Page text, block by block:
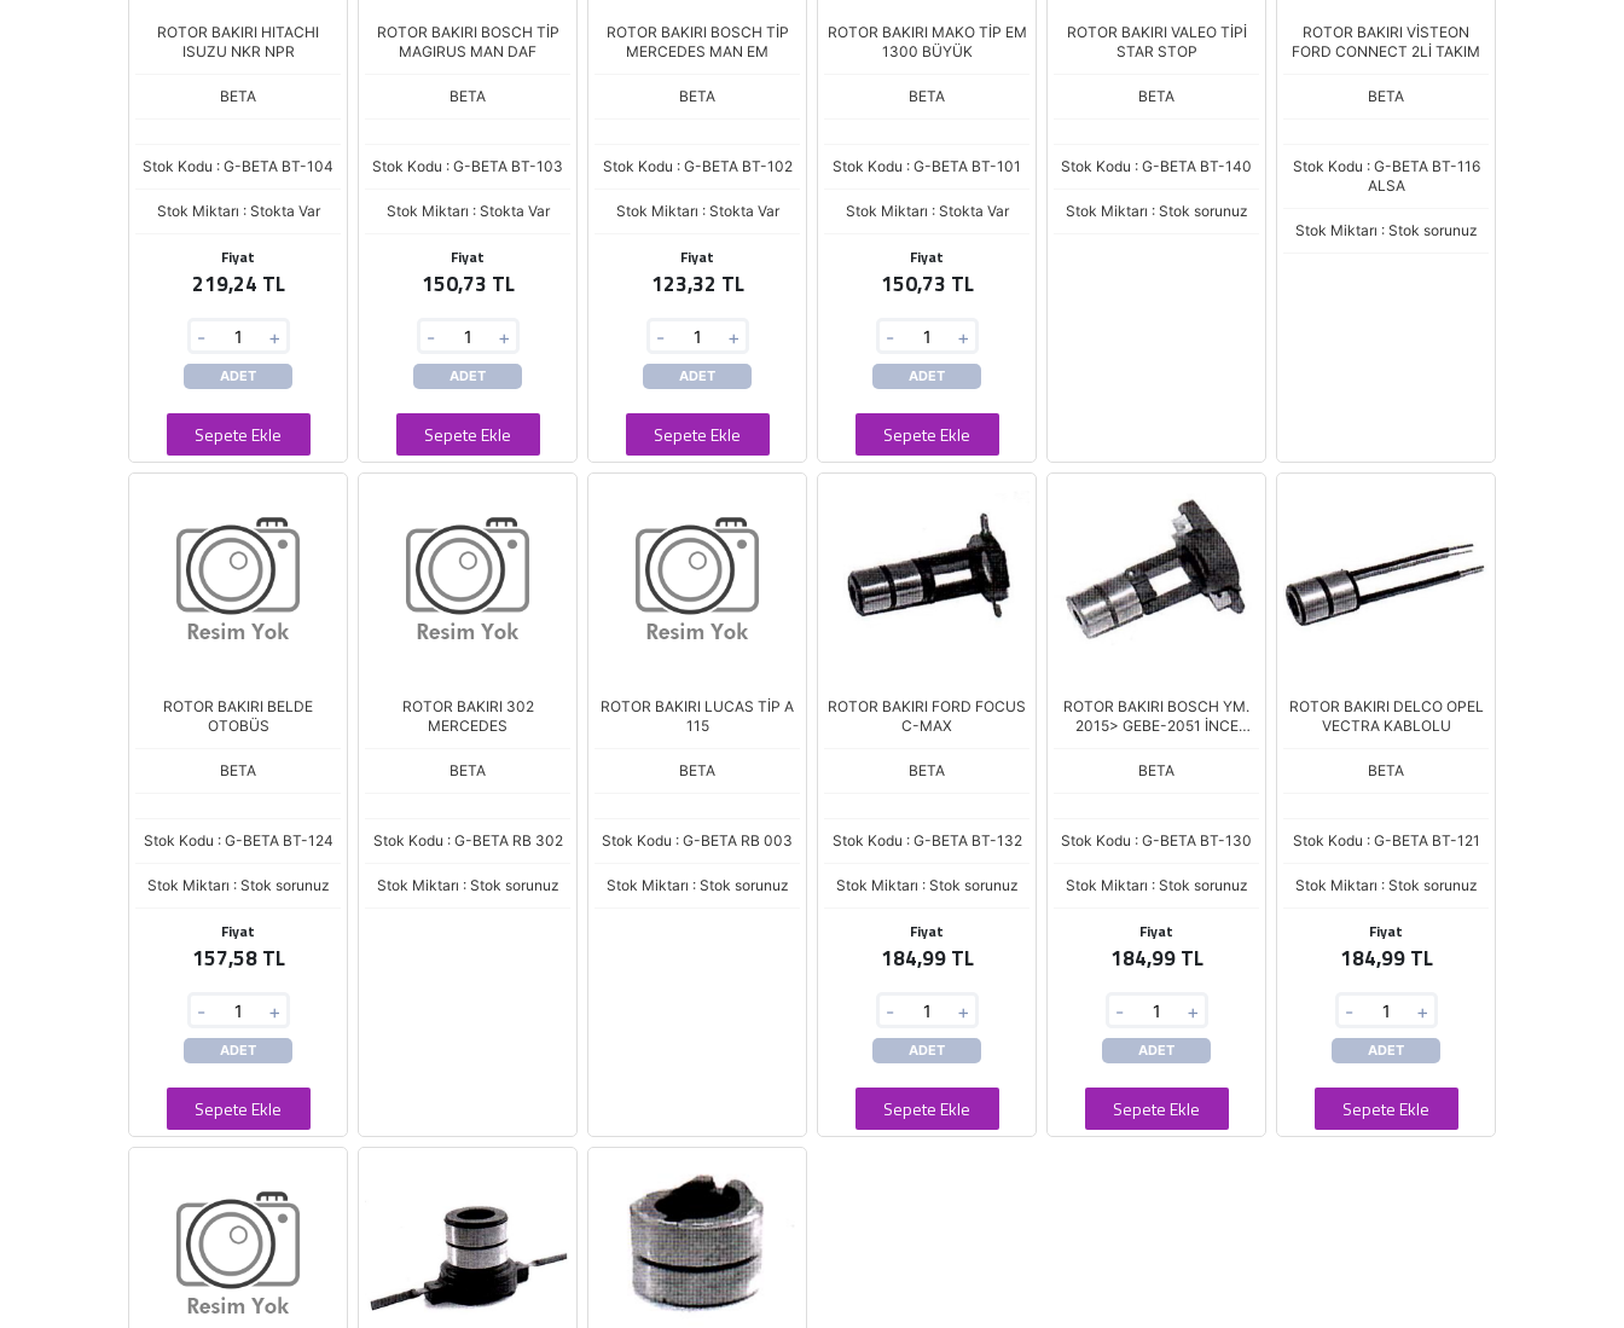
ROTOR BAKIRI HITACHI
ISUZU NKR NPR
BETA
Stok Kodu : G-BETA BT-104
Stok Miktarı : Stokta Var
Fiyat
219,24 TL
- +
ADET
Sepete Ekle
ROTOR BAKIRI BOSCH TİP
MAGIRUS MAN DAF
BETA
Stok Kodu : G-BETA BT-103
Stok Miktarı : Stokta Var
Fiyat
150,73 TL
- +
ADET
Sepete Ekle
ROTOR BAKIRI BOSCH TİP
MERCEDES MAN EM
BETA
Stok Kodu : G-BETA BT-102
Stok Miktarı : Stokta Var
Fiyat
123,32 TL
- +
ADET
Sepete Ekle
ROTOR BAKIRI MAKO TİP EM
1300 BÜYÜK
BETA
Stok Kodu : G-BETA BT-101
Stok Miktarı : Stokta Var
Fiyat
150,73 TL
- +
ADET
Sepete Ekle
ROTOR BAKIRI VALEO TİPİ
STAR STOP
BETA
Stok Kodu : G-BETA BT-140
Stok Miktarı : Stok sorunuz
ROTOR BAKIRI VİSTEON
FORD CONNECT 2Lİ TAKIM
BETA
Stok Kodu : G-BETA BT-116
ALSA
Stok Miktarı : Stok sorunuz
ROTOR BAKIRI BELDE
OTOBÜS
BETA
Stok Kodu : G-BETA BT-124
Stok Miktarı : Stok sorunuz
Fiyat
157,58 TL
- +
ADET
Sepete Ekle
ROTOR BAKIRI 302
MERCEDES
BETA
Stok Kodu : G-BETA RB 302
Stok Miktarı : Stok sorunuz
ROTOR BAKIRI LUCAS TİP A
115
BETA
Stok Kodu : G-BETA RB 003
Stok Miktarı : Stok sorunuz
ROTOR BAKIRI FORD FOCUS
C-MAX
BETA
Stok Kodu : G-BETA BT-132
Stok Miktarı : Stok sorunuz
Fiyat
184,99 TL
- +
ADET
Sepete Ekle
ROTOR BAKIRI BOSCH YM.
2015> GEBE-2051 İNCE
BETA
Stok Kodu : G-BETA BT-130
Stok Miktarı : Stok sorunuz
Fiyat
184,99 TL
- +
ADET
Sepete Ekle
ROTOR BAKIRI DELCO OPEL
VECTRA KABLOLU
BETA
Stok Kodu : G-BETA BT-121
Stok Miktarı : Stok sorunuz
Fiyat
184,99 TL
- +
ADET
Sepete Ekle